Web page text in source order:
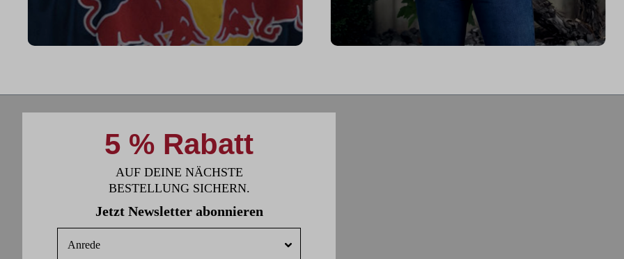
"Ich benutze das Bike jeden Tag und es
hilft mir außerhalb des Eises an meiner
„Ich finde mein ICG Bike großartig,
weil ich es meiner TT Position optimal
5 % Rabatt
AUF DEINE NÄCHSTE
BESTELLUNG SICHERN.
Jetzt Newsletter abonnieren